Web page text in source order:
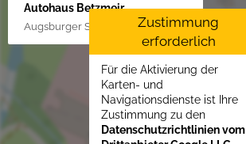
Autohaus Betzmeir
Augsburger Str. 33, 86551 Aichach
Zustimmung
erforderlich
Für die Aktivierung der
Karten- und
Navigationsdienste ist Ihre
Zustimmung zu den
Datenschutzrichtlinien vom